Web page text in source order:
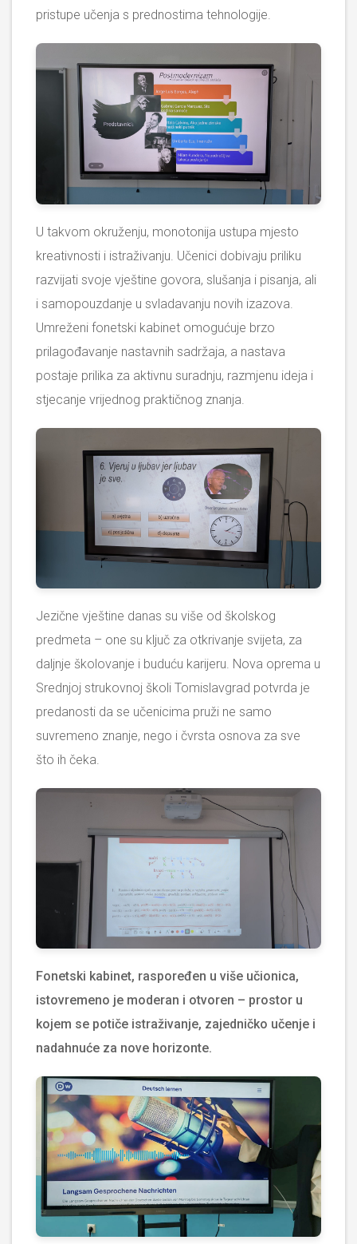
pristupe učenja s prednostima tehnologije.
U takvom okruženju, monotonija ustupa mjesto
kreativnosti i istraživanju. Učenici dobivaju priliku
razvijati svoje vještine govora, slušanja i pisanja, ali
i samopouzdanje u svladavanju novih izazova.
Umreženi fonetski kabinet omogućuje brzo
prilagođavanje nastavnih sadržaja, a nastava
postaje prilika za aktivnu suradnju, razmjenu ideja i
stjecanje vrijednog praktičnog znanja.
Jezične vještine danas su više od školskog
predmeta – one su ključ za otkrivanje svijeta, za
daljnje školovanje i buduću karijeru. Nova oprema u
Srednjoj strukovnoj školi Tomislavgrad potvrda je
predanosti da se učenicima pruži ne samo
suvremeno znanje, nego i čvrsta osnova za sve
što ih čeka.
Fonetski kabinet, raspoređen u više učionica,
istovremeno je moderan i otvoren – prostor u
kojem se potiče istraživanje, zajedničko učenje i
nadahnuće za nove horizonte.